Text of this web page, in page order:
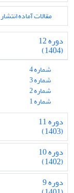
مقالات آماده انتشار
دوره 12
(1404)
شماره 4
شماره 3
شماره 2
شماره 1
دوره 11
(1403)
دوره 10
(1402)
دوره 9